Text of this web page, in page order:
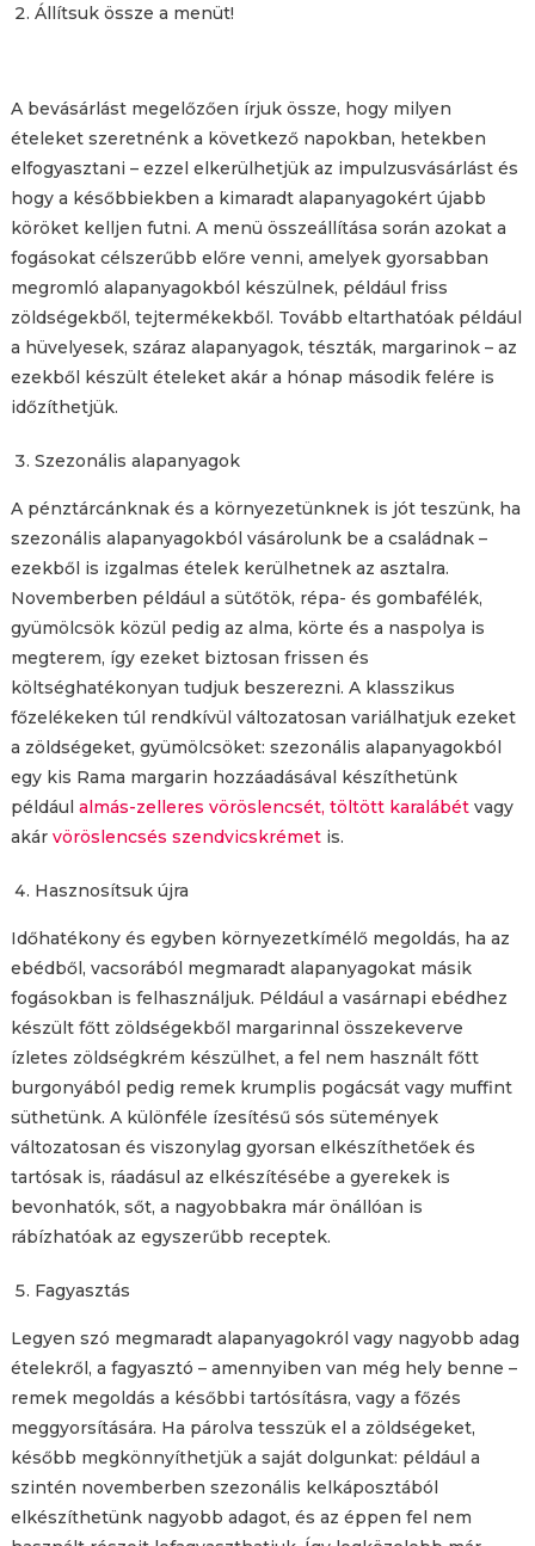
Állítsuk össze a menüt!
A bevásárlást megelőzően írjuk össze, hogy milyen
ételeket szeretnénk a következő napokban, hetekben
elfogyasztani – ezzel elkerülhetjük az impulzusvásárlást és
hogy a későbbiekben a kimaradt alapanyagokért újabb
köröket kelljen futni. A menü összeállítása során azokat a
fogásokat célszerűbb előre venni, amelyek gyorsabban
megromló alapanyagokból készülnek, például friss
zöldségekből, tejtermékekből. Tovább eltarthatóak például
a hüvelyesek, száraz alapanyagok, tészták, margarinok – az
ezekből készült ételeket akár a hónap második felére is
időzíthetjük.
Szezonális alapanyagok
A pénztárcánknak és a környezetünknek is jót teszünk, ha
szezonális alapanyagokból vásárolunk be a családnak –
ezekből is izgalmas ételek kerülhetnek az asztalra.
Novemberben például a sütőtök, répa- és gombafélék,
gyümölcsök közül pedig az alma, körte és a naspolya is
megterem, így ezeket biztosan frissen és
költséghatékonyan tudjuk beszerezni. A klasszikus
főzelékeken túl rendkívül változatosan variálhatjuk ezeket
a zöldségeket, gyümölcsöket: szezonális alapanyagokból
egy kis Rama margarin hozzáadásával készíthetünk
például almás-zelleres vöröslencsét, töltött karalábétvagy
akár vöröslencsés szendvicskrémetis.
Hasznosítsuk újra
Időhatékony és egyben környezetkímélő megoldás, ha az
ebédből, vacsorából megmaradt alapanyagokat másik
fogásokban is felhasználjuk. Például a vasárnapi ebédhez
készült főtt zöldségekből margarinnal összekeverve
ízletes zöldségkrém készülhet, a fel nem használt főtt
burgonyából pedig remek krumplis pogácsát vagy muffint
süthetünk. A különféle ízesítésű sós sütemények
változatosan és viszonylag gyorsan elkészíthetőek és
tartósak is, ráadásul az elkészítésébe a gyerekek is
bevonhatók, sőt, a nagyobbakra már önállóan is
rábízhatóak az egyszerűbb receptek.
Fagyasztás
Legyen szó megmaradt alapanyagokról vagy nagyobb adag
ételekről, a fagyasztó – amennyiben van még hely benne –
remek megoldás a későbbi tartósításra, vagy a főzés
meggyorsítására. Ha párolva tesszük el a zöldségeket,
később megkönnyíthetjük a saját dolgunkat: például a
szintén novemberben szezonális kelkáposztából
elkészíthetünk nagyobb adagot, és az éppen fel nem